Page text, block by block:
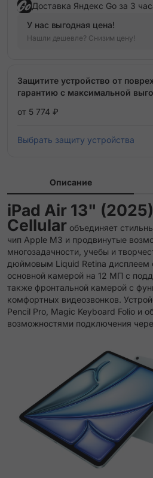
Доставка Яндекс Go за 3
У нас выгодная цена!
Нашли дешевле? Снизим цену!
Защитите устройство от
гарантию с максимальной
от 5 774 ₽
Выбрать защиту устройства
Описание
iPad Air 13"
Cellular объединяет
чип Apple M3 и продвинутые
многозадачности, учебы и
дюймовым Liquid Retina дисплеем
основной камерой на 12 МП с
также фронтальной камерой с
комфортных видеозвонков.
Pencil Pro, Magic Keyboard Folio и
возможностями подключения